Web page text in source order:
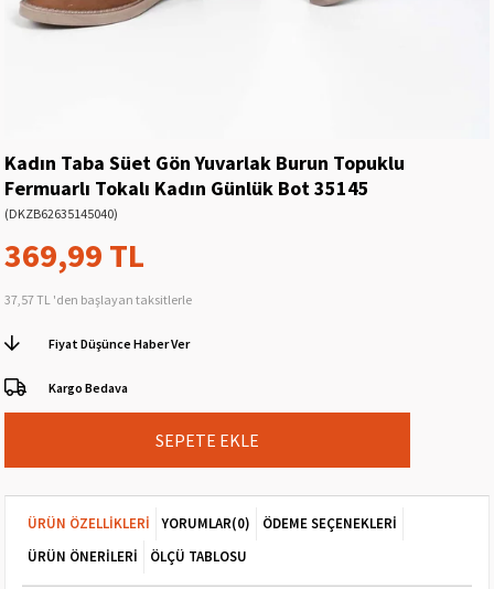
Kadın Taba Süet Gön Yuvarlak Burun Topuklu
Fermuarlı Tokalı Kadın Günlük Bot 35145
(DKZB62635145040)
369,99 TL
37,57 TL 'den başlayan taksitlerle
Fiyat Düşünce Haber Ver
Kargo Bedava
ÜRÜN ÖZELLIKLERI YORUMLAR(0)
ÖDEME SEÇENEKLERI
ÜRÜN ÖNERILERI
ÖLÇÜ TABLOSU